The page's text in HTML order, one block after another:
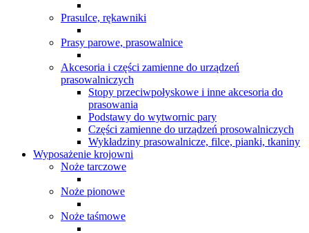
Prasulce, rękawniki
Prasy parowe, prasowalnice
Akcesoria i części zamienne do urządzeń
prasowalniczych
Stopy przeciwpołyskowe i inne akcesoria do
prasowania
Podstawy do wytwornic pary
Części zamienne do urządzeń prosowalniczych
Wykładziny prasowalnicze, filce, pianki, tkaniny
Wyposażenie krojowni
Noże tarczowe
Noże pionowe
Noże taśmowe